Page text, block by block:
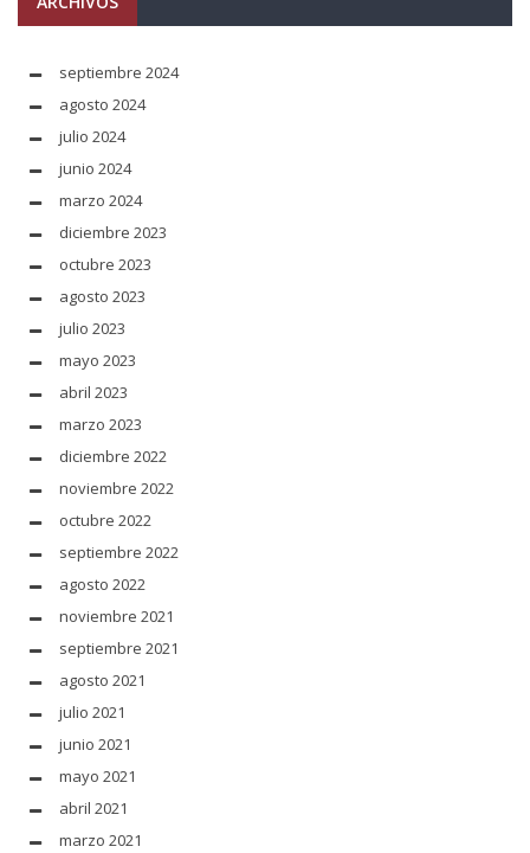
septiembre 2024
agosto 2024
julio 2024
junio 2024
marzo 2024
diciembre 2023
octubre 2023
agosto 2023
julio 2023
mayo 2023
abril 2023
marzo 2023
diciembre 2022
noviembre 2022
octubre 2022
septiembre 2022
agosto 2022
noviembre 2021
septiembre 2021
agosto 2021
julio 2021
junio 2021
mayo 2021
abril 2021
marzo 2021